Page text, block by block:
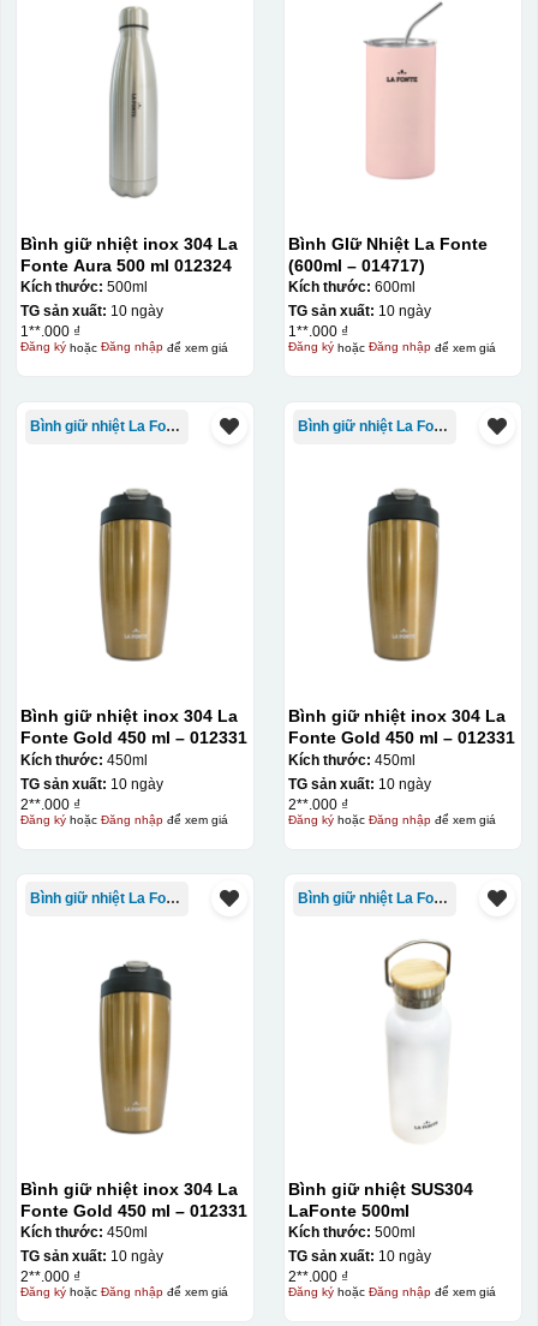
Hộp định hình
Bình giữ nhiệt inox 304 La
Fonte Aura 500 ml 012324
Kích thước: 500ml
TG sản xuất: 10 ngày
1**.000 ₫
Đăng kýhoặc Đăng nhậpđể xem giá
Bình GIữ Nhiệt La Fonte
(600ml – 014717)
Kích thước: 600ml
TG sản xuất: 10 ngày
1**.000 ₫
Đăng kýhoặc Đăng nhậpđể xem giá
Bình giữ nhiệt La Fonte
Bình giữ nhiệt inox 304 La
Fonte Gold 450 ml – 012331
Kích thước: 450ml
TG sản xuất: 10 ngày
2**.000 ₫
Đăng kýhoặc Đăng nhậpđể xem giá
Bình giữ nhiệt La Fonte
Bình giữ nhiệt inox 304 La
Fonte Gold 450 ml – 012331
Kích thước: 450ml
TG sản xuất: 10 ngày
2**.000 ₫
Đăng kýhoặc Đăng nhậpđể xem giá
Bình giữ nhiệt La Fonte
Bình giữ nhiệt inox 304 La
Fonte Gold 450 ml – 012331
Kích thước: 450ml
TG sản xuất: 10 ngày
2**.000 ₫
Đăng kýhoặc Đăng nhậpđể xem giá
Bình giữ nhiệt La Fonte
Bình giữ nhiệt SUS304
LaFonte 500ml
Kích thước: 500ml
TG sản xuất: 10 ngày
2**.000 ₫
Đăng kýhoặc Đăng nhậpđể xem giá